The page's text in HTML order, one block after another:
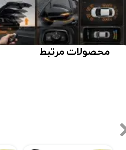
دوربین ۳۶۰ درجه خودرو؛ چشمی باز برای
فروش نصب و تعمیرات در کرج و تهران
محصولات مرتبط